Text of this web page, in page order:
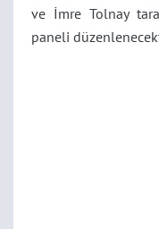
ve İmre Tolnay
paneli